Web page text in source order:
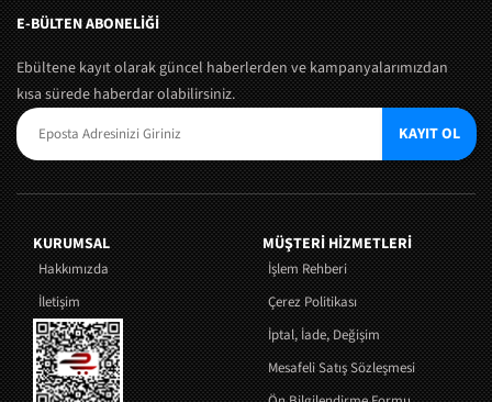
E-BÜLTEN ABONELİĞİ
Ebültene kayıt olarak güncel haberlerden ve kampanyalarımızdan
kısa sürede haberdar olabilirsiniz.
KAYIT OL
KURUMSAL
Hakkımızda
İletişim
MÜŞTERI HIZMETLERI
İşlem Rehberi
Çerez Politikası
İptal, İade, Değişim
Mesafeli Satış Sözleşmesi